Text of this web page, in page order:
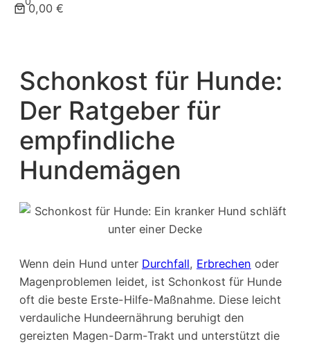
0,00 €
Schonkost für Hunde:
Der Ratgeber für
empfindliche
Hundemägen
Wenn dein Hund unter Durchfall, Erbrechen oder
Magenproblemen leidet, ist Schonkost für Hunde
oft die beste Erste-Hilfe-Maßnahme. Diese leicht
verdauliche Hundeernährung beruhigt den
gereizten Magen-Darm-Trakt und unterstützt die